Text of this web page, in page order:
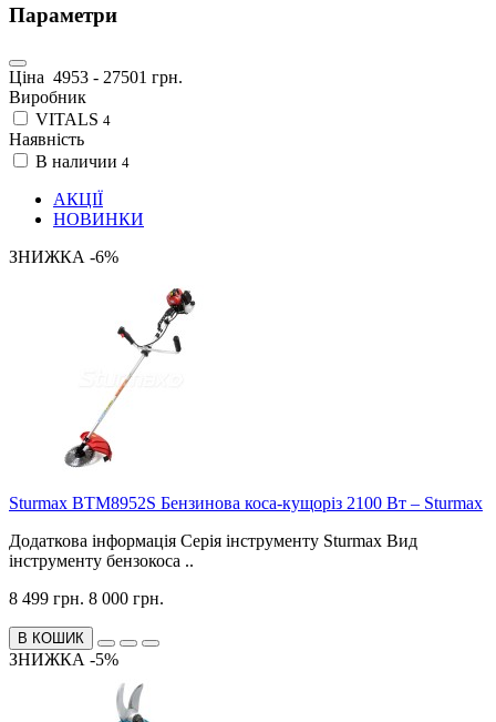
Параметри
Ціна 4953 - 27501 грн.
Виробник
VITALS 4
Наявність
В наличии 4
АКЦІЇ
НОВИНКИ
ЗНИЖКА -6%
Sturmax BTM8952S Бензинова коса-кущоріз 2100 Вт – Sturmax
Додаткова інформація Серія інструменту Sturmax Вид
інструменту бензокоса ..
8 499 грн. 8 000 грн.
В КОШИК
ЗНИЖКА -5%